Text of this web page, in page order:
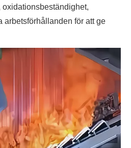
arbetsförhållanden för att ge